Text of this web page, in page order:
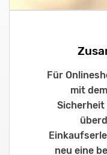
Für
mit
Sicherheit
neu eine